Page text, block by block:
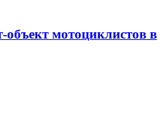
мотоциклистов в